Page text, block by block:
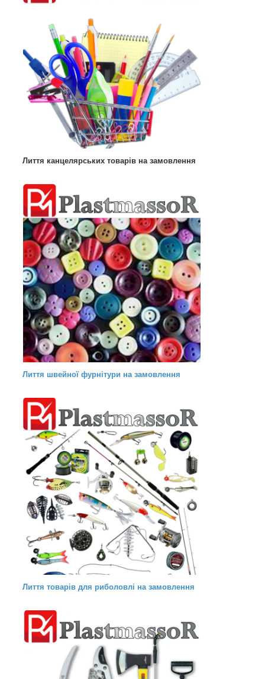
Лиття канцелярських товарів на замовлення
Лиття швейної фурнітури на замовлення
Лиття товарів для риболовлі на замовлення